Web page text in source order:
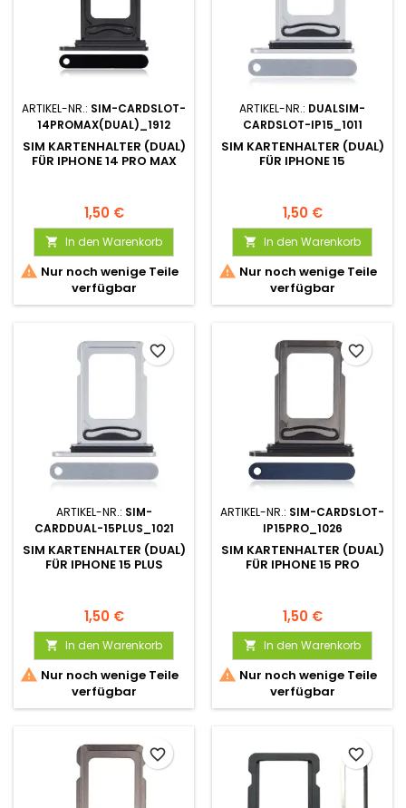
ARTIKEL-NR.: SIM-CARDSLOT-
14PROMAX(DUAL)_1912
SIM KARTENHALTER (DUAL)
FÜR IPHONE 14 PRO MAX
1,50 €
 In den Warenkorb
 Nur noch wenige Teile
verfügbar
ARTIKEL-NR.: DUALSIM-
CARDSLOT-IP15_1011
SIM KARTENHALTER (DUAL)
FÜR IPHONE 15
1,50 €
 In den Warenkorb
 Nur noch wenige Teile
verfügbar
ARTIKEL-NR.: SIM-
CARDDUAL-15PLUS_1021
SIM KARTENHALTER (DUAL)
FÜR IPHONE 15 PLUS
1,50 €
 In den Warenkorb
 Nur noch wenige Teile
verfügbar
favorite_border
ARTIKEL-NR.: SIM-CARDSLOT-
IP15PRO_1026
SIM KARTENHALTER (DUAL)
FÜR IPHONE 15 PRO
1,50 €
 In den Warenkorb
 Nur noch wenige Teile
verfügbar
favorite_border
favorite_border favorite_border